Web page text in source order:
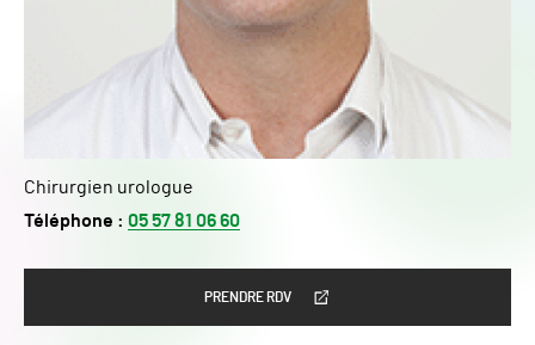
Chirurgien urologue
Téléphone : 05 57 81 06 60
PRENDRE RDV